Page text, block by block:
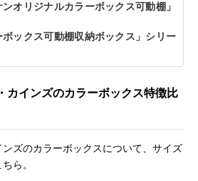
オリジナルカラーボックス可動棚」
ックス可動棚収納ボックス」シリー
カインズのカラーボックス特徴比
ズのカラーボックスについて、サイズ
ら。